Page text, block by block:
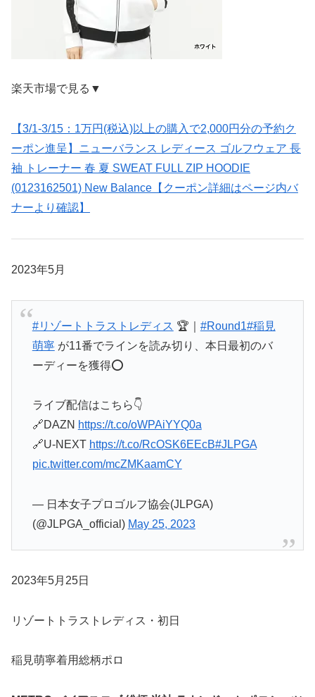
楽天市場で見る▼
【3/1-3/15：1万円(税込)以上の購入で2,000円分の予約ク
ーポン進呈】ニューバランス レディース ゴルフウェア 長
袖 トレーナー 春 夏 SWEAT FULL ZIP HOODIE
(0123162501) New Balance【クーポン詳細はページ内バ
ナーより確認】
2023年5月
#リゾートトラストレディス 🏆｜ #Round1#稲見
萌寧が11番でラインを読み切り、本日最初のバ
ーディーを獲得⭕️
ライブ配信はこちら👇
🔗DAZN https://t.co/oWPAiYYQ0a
🔗U-NEXT https://t.co/RcOSK6EEcB#JLPGA
pic.twitter.com/mcZMKaamCY
— 日本女子プロゴルフ協会(JLPGA)
(@JLPGA_official) May 25, 2023
2023年5月25日
リゾートトラストレディス・初日
稲見萌寧着用総柄ポロ